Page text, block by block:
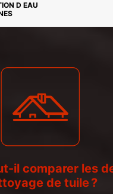
D EAU
il comparer les
de tuile ?